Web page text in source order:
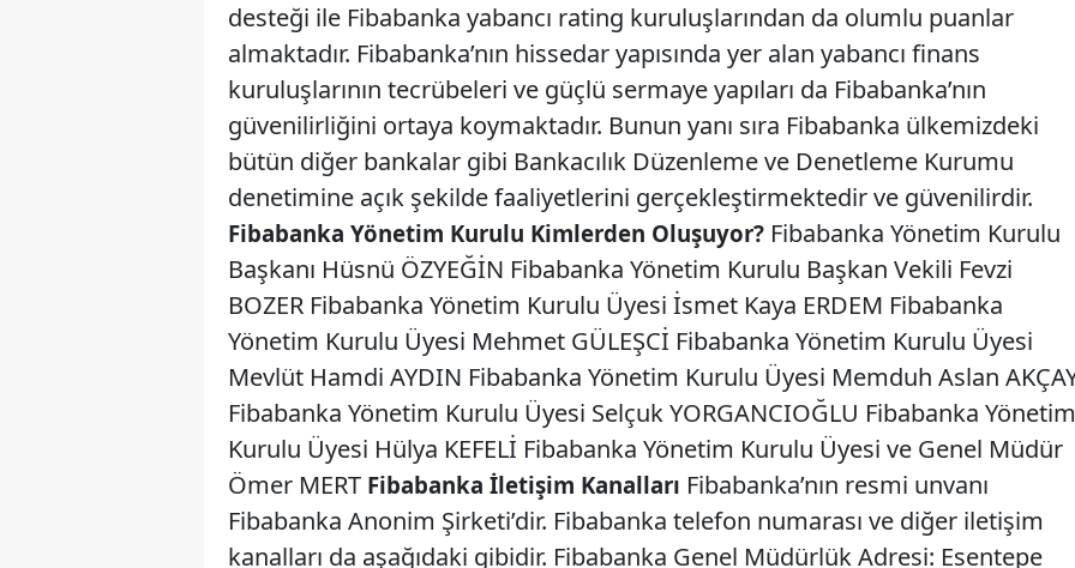
desteği ile Fibabanka yabancı rating kuruluşlarından da olumlu puanlar
almaktadır. Fibabanka’nın hissedar yapısında yer alan yabancı finans
kuruluşlarının tecrübeleri ve güçlü sermaye yapıları da Fibabanka’nın
güvenilirliğini ortaya koymaktadır. Bunun yanı sıra Fibabanka ülkemizdeki
bütün diğer bankalar gibi Bankacılık Düzenleme ve Denetleme Kurumu
denetimine açık şekilde faaliyetlerini gerçekleştirmektedir ve güvenilirdir.
Fibabanka Yönetim Kurulu Kimlerden Oluşuyor? Fibabanka Yönetim Kurulu
Başkanı Hüsnü ÖZYEĞİN Fibabanka Yönetim Kurulu Başkan Vekili Fevzi
BOZER Fibabanka Yönetim Kurulu Üyesi İsmet Kaya ERDEM Fibabanka
Yönetim Kurulu Üyesi Mehmet GÜLEŞCİ Fibabanka Yönetim Kurulu Üyesi
Mevlüt Hamdi AYDIN Fibabanka Yönetim Kurulu Üyesi Memduh Aslan
Fibabanka Yönetim Kurulu Üyesi Selçuk YORGANCIOĞLU Fibabanka Yönetim
Kurulu Üyesi Hülya KEFELİ Fibabanka Yönetim Kurulu Üyesi ve Genel Müdür
Ömer MERT Fibabanka İletişim Kanalları Fibabanka’nın resmi unvanı
Fibabanka Anonim Şirketi’dir. Fibabanka telefon numarası ve diğer iletişim
kanalları da aşağıdaki gibidir. Fibabanka Genel Müdürlük Adresi: Esentepe